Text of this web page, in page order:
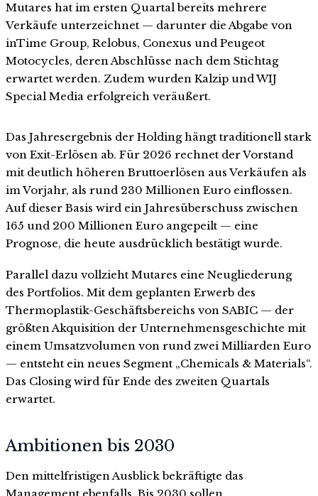
Mutares hat im ersten Quartal bereits mehrere
Verkäufe unterzeichnet — darunter die Abgabe von
inTime Group, Relobus, Conexus und Peugeot
Motocycles, deren Abschlüsse nach dem Stichtag
erwartet werden. Zudem wurden Kalzip und WIJ
Special Media erfolgreich veräußert.
Das Jahresergebnis der Holding hängt traditionell stark
von Exit-Erlösen ab. Für 2026 rechnet der Vorstand
mit deutlich höheren Bruttoerlösen aus Verkäufen als
im Vorjahr, als rund 230 Millionen Euro einflossen.
Auf dieser Basis wird ein Jahresüberschuss zwischen
165 und 200 Millionen Euro angepeilt — eine
Prognose, die heute ausdrücklich bestätigt wurde.
Parallel dazu vollzieht Mutares eine Neugliederung
des Portfolios. Mit dem geplanten Erwerb des
Thermoplastik-Geschäftsbereichs von SABIC — der
größten Akquisition der Unternehmensgeschichte mit
einem Umsatzvolumen von rund zwei Milliarden Euro
— entsteht ein neues Segment „Chemicals & Materials“.
Das Closing wird für Ende des zweiten Quartals
erwartet.
Ambitionen bis 2030
Den mittelfristigen Ausblick bekräftigte das